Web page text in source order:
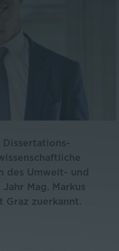
des Umwelt- und
Mag. Markus
Graz zuerkannt.